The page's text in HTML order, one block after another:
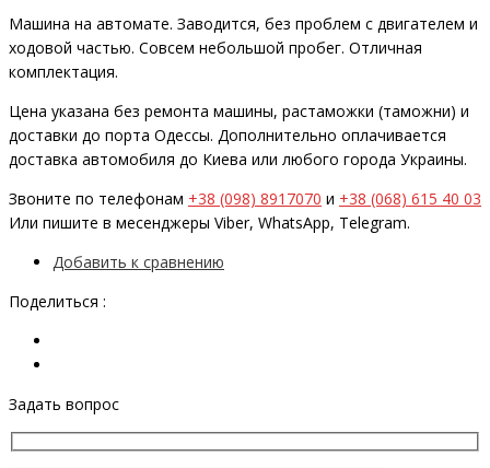
Машина на автомате. Заводится, без проблем с двигателем и
ходовой частью. Совсем небольшой пробег. Отличная
комплектация.
Цена указана без ремонта машины, растаможки (таможни) и
доставки до порта Одессы. Дополнительно оплачивается
доставка автомобиля до Киева или любого города Украины.
Звоните по телефонам +38 (098) 8917070 и +38 (068) 615 40 03
Или пишите в месенджеры Viber, WhatsApp, Telegram.
Добавить к сравнению
Поделиться :
Задать вопрос